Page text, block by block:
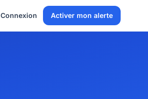
Connexion Activer mon alerte